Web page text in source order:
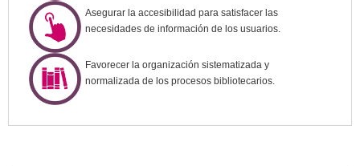
Asegurar la accesibilidad para satisfacer las
necesidades de información de los usuarios.
Favorecer la organización sistematizada y
normalizada de los procesos bibliotecarios.